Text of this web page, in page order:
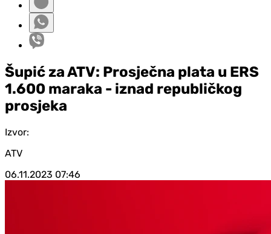
Šupić za ATV: Prosječna plata u ERS
1.600 maraka - iznad republičkog
prosjeka
Izvor:
ATV
06.11.2023 07:46